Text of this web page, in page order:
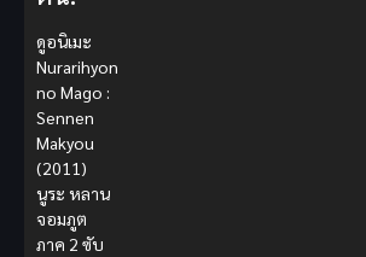
ดูอนิเมะ
Nurarihyon
no Mago :
Sennen
Makyou
(2011)
นูระ หลาน
จอมภูต
ภาค 2 ซับ